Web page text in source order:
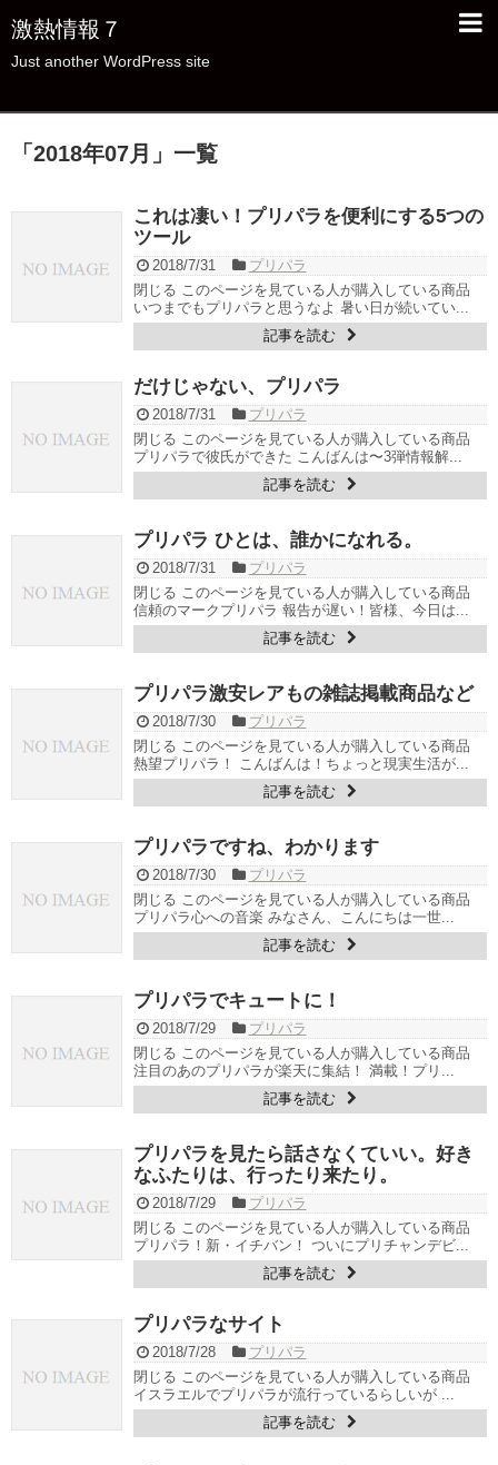
激熱情報７
Just another WordPress site
「 2018年07月 」 一覧
これは凄い！プリパラを便利にする5つの
ツール
2018/7/31
プリパラ
閉じる このページを見ている人が購入している商品
いつまでもプリパラと思うなよ 暑い日が続いてい...
記事を読む
だけじゃない、プリパラ
2018/7/31
プリパラ
閉じる このページを見ている人が購入している商品
プリパラで彼氏ができた こんばんは〜3弾情報解...
記事を読む
プリパラ ひとは、誰かになれる。
2018/7/31
プリパラ
閉じる このページを見ている人が購入している商品
信頼のマークプリパラ 報告が遅い！皆様、今日は...
記事を読む
プリパラ激安レアもの雑誌掲載商品など
2018/7/30
プリパラ
閉じる このページを見ている人が購入している商品
熱望プリパラ！ こんばんは！ちょっと現実生活が...
記事を読む
プリパラですね、わかります
2018/7/30
プリパラ
閉じる このページを見ている人が購入している商品
プリパラ心への音楽 みなさん、こんにちは一世...
記事を読む
プリパラでキュートに！
2018/7/29
プリパラ
閉じる このページを見ている人が購入している商品
注目のあのプリパラが楽天に集結！ 満載！プリ...
記事を読む
プリパラを見たら話さなくていい。好き
なふたりは、行ったり来たり。
2018/7/29
プリパラ
閉じる このページを見ている人が購入している商品
プリパラ！新・イチバン！ ついにプリチャンデビ...
記事を読む
プリパラなサイト
2018/7/28
プリパラ
閉じる このページを見ている人が購入している商品
イスラエルでプリパラが流行っているらしいが ...
記事を読む